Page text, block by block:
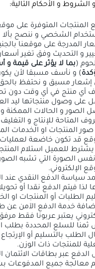
و الأحكام التالية:
المنتجات المتوفرة على
الشخصي و ننصح بألا
المدرجة على موقعنا
و التحديث وفق تغير
(بما لا يؤثر على قيمة و
) و نأسف مسبقا لأن
إشعار مسبق و نحتفظ
أي منتج في أي وقت دون
على وصول منتجاتها ليد
الصور و الحالات
المتاحة للإنتاج و
صور المنتجات او الخدمات
قد تكون خاضعة
يشترط للعميل استلام
الصورة التي تشبه
الإلكتروني.
سياسة الدفع النقدي عند
لذا فيتم الدفع نقدا أو
الطلبات أو المنتجات او
خدمة الدفع الآمن عن
يعتبر عربونا فقط
ثمنا للسلع المحددة بطلب
الطلب بالتسليم أو
للمنتجات ذات الوزن.
الدفع عبر بطاقات الائتمان
معالجة جميع المدفوعات